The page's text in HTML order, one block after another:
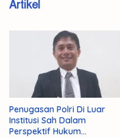
Artikel
Penugasan Polri Di Luar
Institusi Sah Dalam
Perspektif Hukum